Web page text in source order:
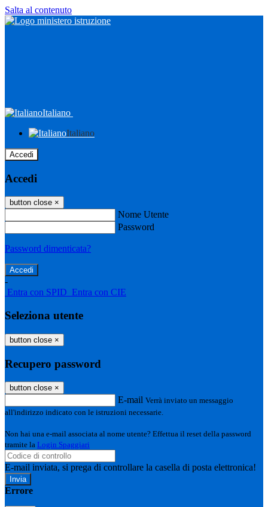
Salta al contenuto
Italiano
Italiano
Accedi
Accedi
button close ×
Nome Utente
Password
Password dimenticata?
-
Entra con SPID Entra con CIE
Seleziona utente
button close ×
Recupero password
button close ×
E-mail Verrà inviato un messaggio
all'indirizzo indicato con le istruzioni necessarie.
Non hai una e-mail associata al nome utente? Effettua il reset della password
tramite la Login Spaggiari
E-mail inviata, si prega di controllare la casella di posta elettronica!
Errore